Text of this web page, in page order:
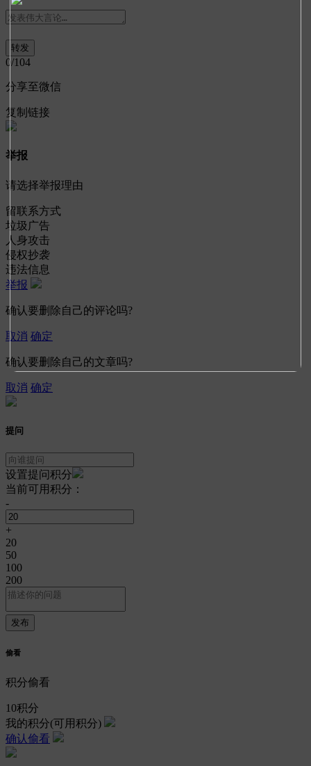
0/104
分享至微信
复制链接
举报
请选择举报理由
留联系方式
垃圾广告
人身攻击
侵权抄袭
违法信息
举报
确认要删除自己的评论吗?
取消 确定
确认要删除自己的文章吗?
取消 确定
提问
设置提问积分
当前可用积分：
-
+
20
50
100
200
偷看
积分偷看
10积分
我的积分(可用积分)
确认偷看